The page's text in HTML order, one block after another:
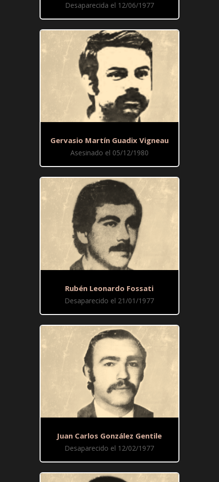
Desaparecida el 12/06/1977
Gervasio Martín Guadix Vigneau
Asesinado el 05/12/1980
Rubén Leonardo Fossati
Desaparecido el 21/01/1977
Juan Carlos González Gentile
Desaparecido el 12/02/1977